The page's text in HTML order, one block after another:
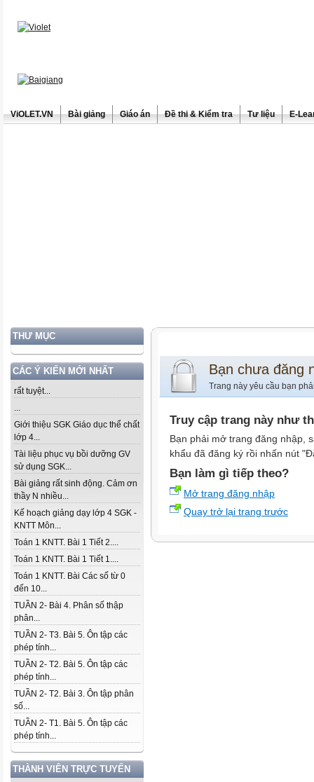
ViOLET.VN Bài giảng Giáo án Đề thi & Kiểm tra Tư liệu E-
THƯ MỤC
CÁC Ý KIẾN MỚI NHẤT
rất tuyệt...
...
Giới thiệu SGK Giáo dục thể chất
lớp 4...
Tài liệu phục vụ bồi dưỡng GV
sử dụng SGK...
Bài giảng rất sinh động. Cảm ơn
thầy N nhiều...
Kế hoạch giảng dạy lớp 4 SGK -
KNTT Môn...
Toán 1 KNTT. Bài 1 Tiết 2....
Toán 1 KNTT. Bài 1 Tiết 1....
Toán 1 KNTT. Bài Các số từ 0
đến 10...
TUẦN 2- Bài 4. Phân số thập
phân...
TUẦN 2- T3. Bài 5. Ôn tập các
phép tính...
TUẦN 2- T2. Bài 5. Ôn tập các
phép tính...
TUẦN 2- T2. Bài 3. Ôn tập phân
số...
TUẦN 2- T1. Bài 5. Ôn tập các
phép tính...
THÀNH VIÊN TRỰC TUYẾN
Bạn chưa đăng
Trang này yêu cầu bạn
Truy cập trang này như
Bạn phải mở trang đăng nhập,
khẩu đã đăng ký rồi nhấn nút
Bạn làm gì tiếp theo?
Mở trang đăng nhập
Quay trở lại trang trước